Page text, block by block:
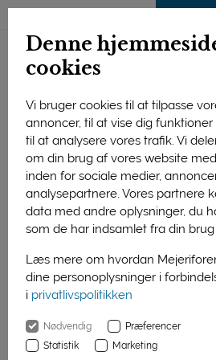
Denne
cookies
Vi bruger cookies til at tilpasse
annoncer, til at vise dig
til at analysere vores trafik. Vi
om din brug af vores website
inden for sociale medier,
analysepartnere. Vores partnere
data med andre oplysninger, du
som de har indsamlet fra din
Læs mere om hvordan
dine personoplysninger i
i privatlivspolitikken
Nødvendig
Præferencer
Statistik
Marketing
Som morgenmad, et mellemmåltid
ostemad er stadig en fast del af